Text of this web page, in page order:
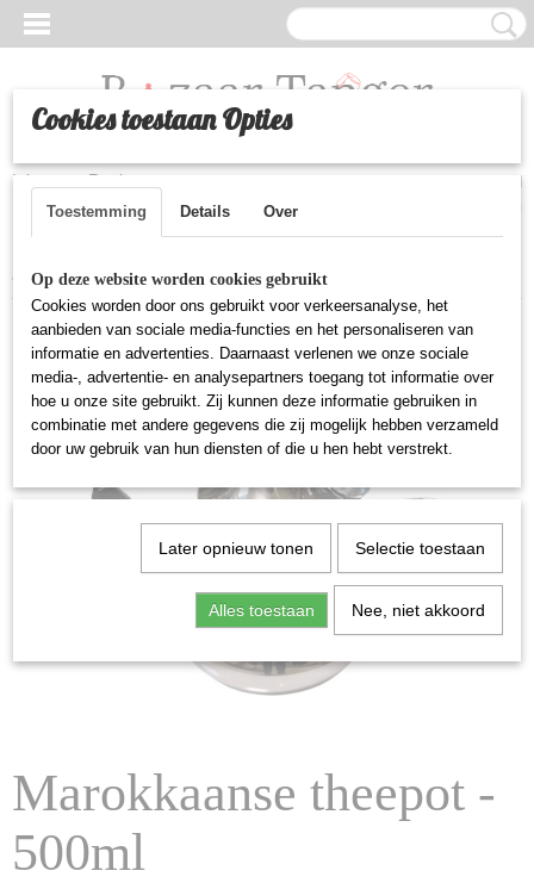
Inloggen Registreren
Home >Huishoudelijke artikelen>Marokkaanse theepot - 500ml
Marokkaanse theepot -
500ml
Cookies toestaan Opties
Toestemming Details Over
Op deze website worden cookies gebruikt
Cookies worden door ons gebruikt voor verkeersanalyse, het
aanbieden van sociale media-functies en het personaliseren van
informatie en advertenties. Daarnaast verlenen we onze sociale
media-, advertentie- en analysepartners toegang tot informatie over
hoe u onze site gebruikt. Zij kunnen deze informatie gebruiken in
combinatie met andere gegevens die zij mogelijk hebben verzameld
door uw gebruik van hun diensten of die u hen hebt verstrekt.
Later opnieuw tonen Selectie toestaan
Alles toestaan Nee, niet akkoord